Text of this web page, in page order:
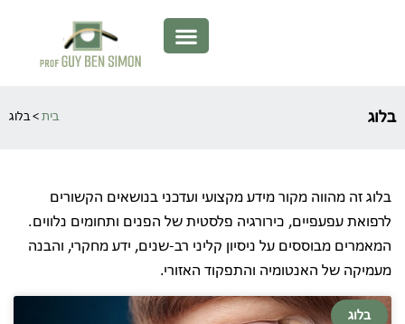
בלוג בית >בלוג
בלוג זה מהווה מקור מידע מקצועי ועדכני בנושאים הקשורים
לרפואת עפעפיים, כירורגיה פלסטית של הפנים ותחומים נלווים.
המאמרים מבוססים על ניסיון קליני רב-שנים, ידע מחקרי, והבנה
מעמיקה של האנטומיה והתפקוד האזורי.
בלוג